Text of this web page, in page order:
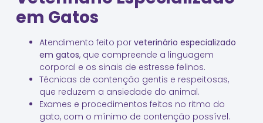
em Gatos
Atendimento feito por veterinário especializado
em gatos, que compreende a linguagem
corporal e os sinais de estresse felinos.
Técnicas de contenção gentis e respeitosas,
que reduzem a ansiedade do animal.
Exames e procedimentos feitos no ritmo do
gato, com o mínimo de contenção possível.